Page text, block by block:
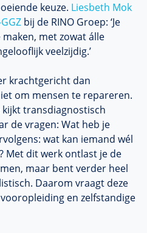
keuze. Liesbeth Mok
bij de RINO Groep: ‘Je
met zowat álle
veelzijdig.’
krachtgericht dan
om mensen te repareren.
kijkt transdiagnostisch
de vragen: Wat heb je
wat kan iemand wél
Met dit werk ontlast je de
maar bent verder heel
Daarom vraagt deze
en zelfstandige